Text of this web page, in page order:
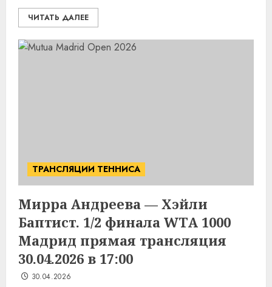
ЧИТАТЬ ДАЛЕЕ
ТРАНСЛЯЦИИ ТЕННИСА
Мирра Андреева — Хэйли
Баптист. 1/2 финала WTA 1000
Мадрид прямая трансляция
30.04.2026 в 17:00
30.04.2026